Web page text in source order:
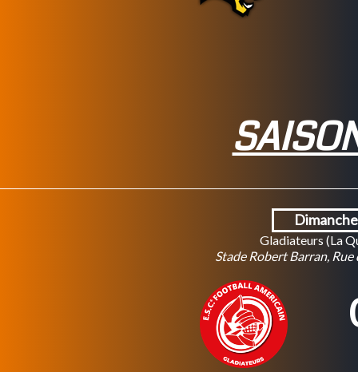
Gladiateurs (La
Stade Robert Barran,